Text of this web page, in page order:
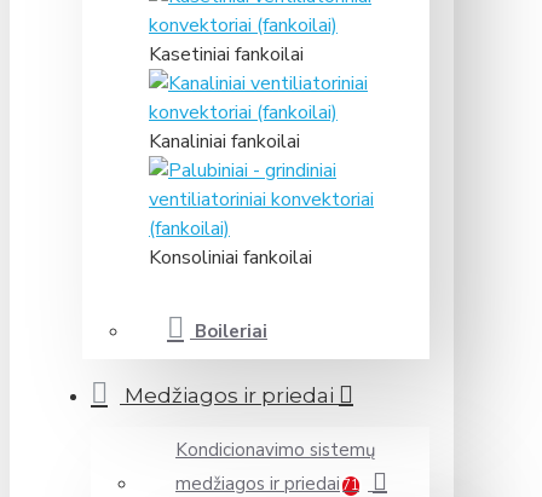
Kasetiniai fankoilai
Kanaliniai fankoilai
Konsoliniai fankoilai
Boileriai
Medžiagos ir priedai
Kondicionavimo sistemų
medžiagos ir priedai 71